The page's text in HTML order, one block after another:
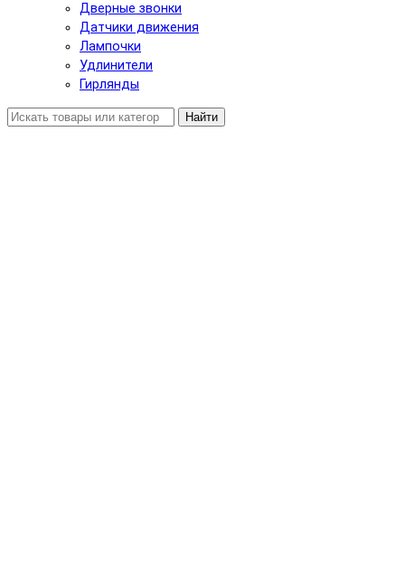
Дверные звонки
Датчики движения
Лампочки
Удлинители
Гирлянды
Найти